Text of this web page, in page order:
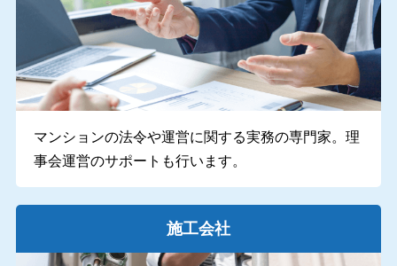
マンションの法令や運営に関する実務の専門家。理
事会運営のサポートも行います。
施工会社